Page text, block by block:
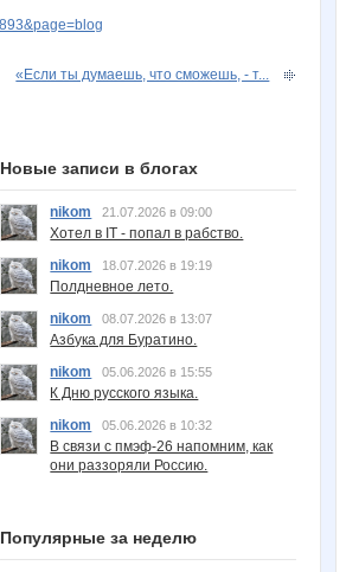
«Если ты думаешь, что сможешь, - т...
Новые записи в блогах
nikom 21.07.2026 в 09:00
Хотел в IT - попал в рабство.
nikom
18.07.2026 в 19:19
Полдневное лето.
nikom
08.07.2026 в 13:07
Азбука для Буратино.
nikom
05.06.2026 в 15:55
К Дню русского языка.
nikom
05.06.2026 в 10:32
В связи с пмэф-26 напомним, как
они раззоряли Россию.
Популярные за неделю